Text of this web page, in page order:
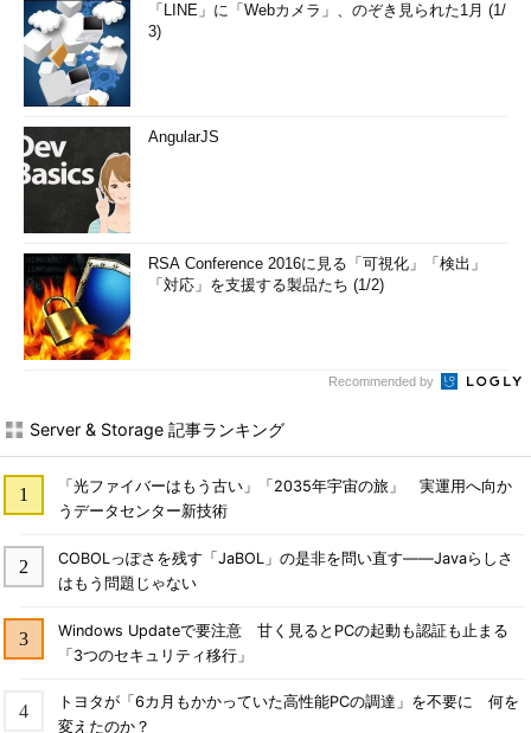
「LINE」に「Webカメラ」、のぞき見られた1月 (1/
3)
AngularJS
RSA Conference 2016に見る「可視化」「検出」
「対応」を支援する製品たち (1/2)
Recommended by
Server & Storage 記事ランキング
「光ファイバーはもう古い」「2035年宇宙の旅」 実運用へ向か
うデータセンター新技術
COBOLっぽさを残す「JaBOL」の是非を問い直す――Javaらしさ
はもう問題じゃない
Windows Updateで要注意 甘く見るとPCの起動も認証も止まる
「3つのセキュリティ移行」
トヨタが「6カ月もかかっていた高性能PCの調達」を不要に 何を
変えたのか？